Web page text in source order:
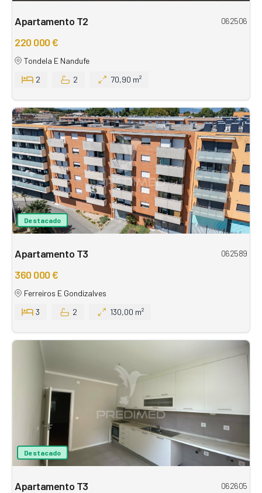
Apartamento T2 062506
220 000 €
Tondela E Nandufe
2
2 70,90 m²
Destacado
Apartamento T3 062589
360 000 €
Ferreiros E Gondizalves
3
2 130,00 m²
Destacado
Apartamento T3 062605